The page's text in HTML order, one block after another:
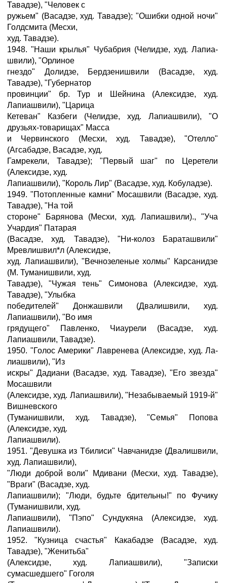
Тавадзе), "Человек с
ружьем" (Васадзе, худ. Тавадзе); "Ошибки одной ночи"
Голдсмита (Месхи,
худ. Тавадзе).
1948. "Наши крылья" Чубабрия (Челидзе, худ. Лапиа-
швили), "Орлиное
гнездо" Долидзе, Бердзенишвили (Васадзе, худ.
Тавадзе), "Губернатор
провинции" бр. Тур и Шейнина (Алексидзе, худ.
Лапиашвили), "Царица
Кетеван" Казбеги (Челидзе, худ. Лапиашвили), "О
друзьях-товарищах" Масса
и Червинского (Месхи, худ. Тавадзе), "Отелло"
(Агсабадзе, Васадзе, худ.
Гамрекели, Тавадзе); "Первый шаг" по Церетели
(Алексидзе, худ.
Лапиашвили), "Король Лир" (Васадзе, худ. Кобуладзе).
1949. "Потопленные камни" Мосашвили (Васадзе, худ.
Тавадзе), "На той
стороне" Барянова (Месхи, худ. Лапиашвили)., "Уча
Учардия" Патарая
(Васадзе, худ. Тавадзе), "Ни-колоз Бараташвили"
Мревлишвил*л (Алексидзе,
худ. Лапиашвили), "Вечнозеленые холмы" Карсанидзе
(М. Туманишвили, худ.
Тавадзе), "Чужая тень" Симонова (Алексидзе, худ.
Тавадзе), "Улыбка
победителей" Донжашвили (Двалишвили, худ.
Лапиашвили), "Во имя
грядущего" Павленко, Чиаурели (Васадзе, худ.
Лапиашвили, Тавадзе).
1950. "Голос Америки" Лавренева (Алексидзе, худ. Ла-
лиашвили), "Из
искры" Дадиани (Васадзе, худ. Тавадзе), "Его звезда"
Мосашвили
(Алексидзе, худ. Лапиашвили), "Незабываемый 1919-й"
Вишневского
(Туманишвили, худ. Тавадзе), "Семья" Попова
(Алексидзе, худ.
Лапиашвили).
1951. "Девушка из Тбилиси" Чавчанидзе (Двалишвили,
худ. Лапиашвили),
"Люди доброй воли" Мдивани (Месхи, худ. Тавадзе),
"Враги" (Васадзе, худ.
Лапиашвили); "Люди, будьте бдительны!" по Фучику
(Туманишвили, худ.
Лапиашвили), "Пэпо" Сундукяна (Алексидзе, худ.
Лапиашвили).
1952. "Кузница счастья" Какабадзе (Васадзе, худ.
Тавадзе), "Женитьба"
(Алексидзе, худ. Лапиашвили), "Записки
сумасшедшего" Гоголя